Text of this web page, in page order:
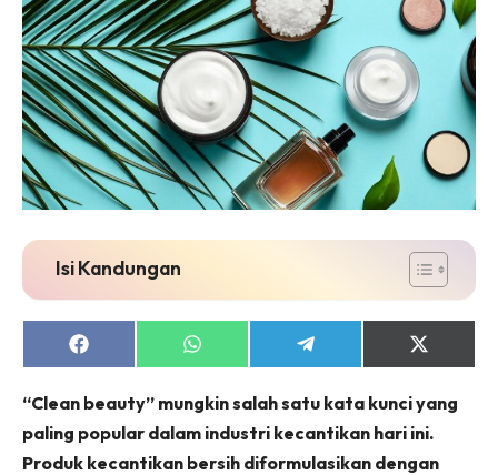
Isi Kandungan
Share
on
Share
on
Share
on
Share
on
(Twitter)
“Clean beauty” mungkin salah satu kata kunci yang
paling popular dalam industri kecantikan hari ini.
Produk kecantikan bersih diformulasikan dengan